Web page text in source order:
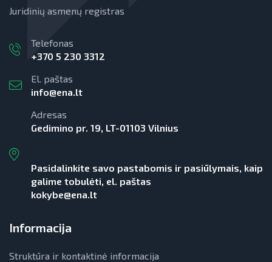
Juridinių asmenų registras
Telefonas
+370 5 230 3312
El. paštas
info@ena.lt
Adresas
Gedimino pr. 19, LT-01103 Vilnius
Pasidalinkite savo pastabomis ir pasiūlymais, kaip
galime tobulėti, el. paštas
kokybe@ena.lt
Informacija
Struktūra ir kontaktinė informacija